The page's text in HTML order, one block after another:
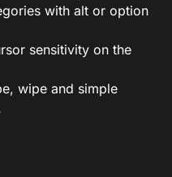
with alt or option
sensitivity on the
wipe and simple